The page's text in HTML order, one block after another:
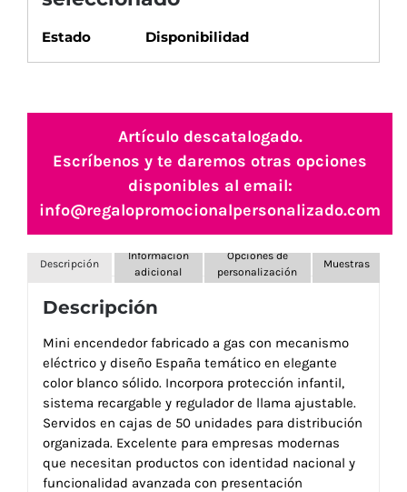
Estado Disponibilidad
Artículo descatalogado.
Escríbenos y te daremos otras opciones
disponibles al email:
info@regalopromocionalpersonalizado.com
Descripción
Información
adicional
Opciones de
personalización
Muestras
Descripción
Mini encendedor fabricado a gas con mecanismo
eléctrico y diseño España temático en elegante
color blanco sólido. Incorpora protección infantil,
sistema recargable y regulador de llama ajustable.
Servidos en cajas de 50 unidades para distribución
organizada. Excelente para empresas modernas
que necesitan productos con identidad nacional y
funcionalidad avanzada con presentación